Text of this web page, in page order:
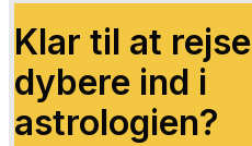
Klar til at rejse
dybere ind i
astrologien?